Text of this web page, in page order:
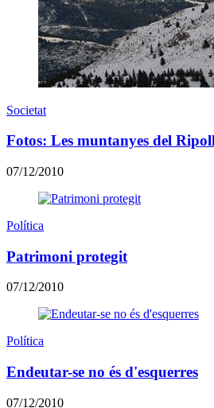
Societat
Fotos: Les muntanyes del
07/12/2010
Política
Patrimoni protegit
07/12/2010
Política
Endeutar-se no és d'esquerres
07/12/2010